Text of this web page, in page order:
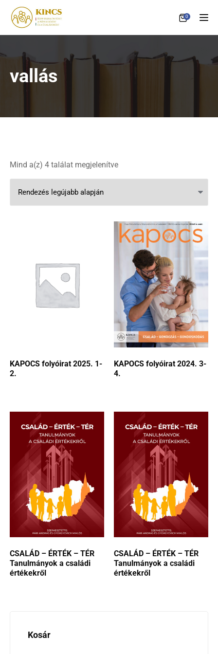
0
vallás
Mind a(z) 4 találat megjelenítveSorted by latest
KAPOCS folyóirat 2025. 1-
2.
KAPOCS folyóirat 2024. 3-
4.
CSALÁD – ÉRTÉK – TÉR
Tanulmányok a családi
értékekről
CSALÁD – ÉRTÉK – TÉR
Tanulmányok a családi
értékekről
Kosár